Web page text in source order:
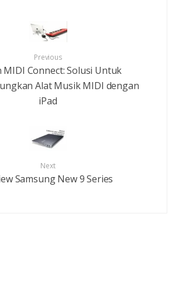
Previous
MIDI Connect: Solusi Untuk
Alat Musik MIDI dengan
iPad
Next
Samsung New 9 Series